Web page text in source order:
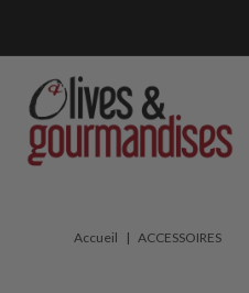
Accueil | ACCESSOIRES